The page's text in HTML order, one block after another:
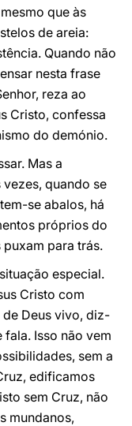
que às
de areia:
Quando não
nesta frase
reza ao
Cristo, confessa
do demónio.
Mas a
quando se
se abalos, há
próprios do
para trás.
especial.
Cristo com
de Deus vivo, diz-
fala. Isso não vem
sem a
edificamos
sem Cruz, não
mundanos,